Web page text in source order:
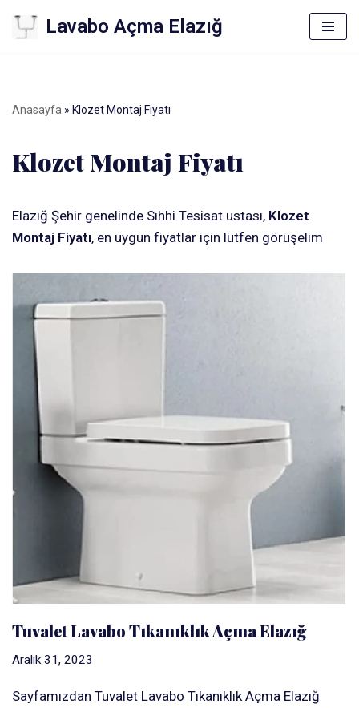
İçeriğe
Lavabo Açma Elazığ
Anasayfa » Klozet Montaj Fiyatı
Klozet Montaj Fiyatı
Elazığ Şehir genelinde Sıhhi Tesisat ustası, Klozet
Montaj Fiyatı, en uygun fiyatlar için lütfen görüşelim
Tuvalet Lavabo Tıkanıklık Açma Elazığ
Aralık 31, 2023
Sayfamızdan Tuvalet Lavabo Tıkanıklık Açma Elazığ